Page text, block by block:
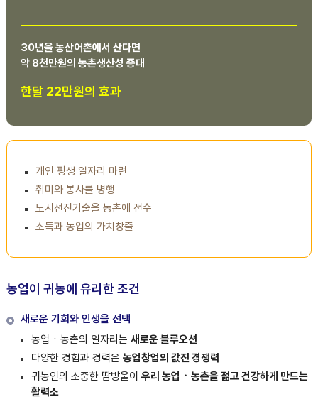
30년을 농산어촌에서 산다면
약 8천만원의 농촌생산성 증대
한달 22만원의 효과
개인 평생 일자리 마련
취미와 봉사를 병행
도시선진기술을 농촌에 전수
소득과 농업의 가치창출
농업이 귀농에 유리한 조건
새로운 기회와 인생을 선택
농업ㆍ농촌의 일자리는 새로운 블루오션
다양한 경험과 경력은 농업창업의 값진 경쟁력
귀농인의 소중한 땀방울이 우리 농업ㆍ농촌을 젊고 건강하게 만드는
활력소